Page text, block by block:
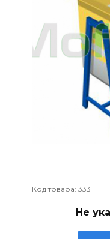
Код товара: 333
Не